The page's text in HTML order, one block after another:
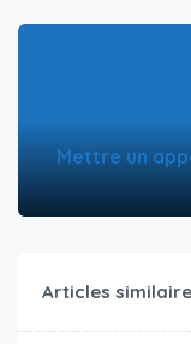
Mettre un
Articles